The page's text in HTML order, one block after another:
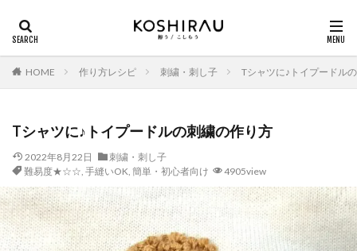
HOME 作り方レシピ 刺繍・刺し子 Tシャツに♪トイプードル
Tシャツに♪トイプードルの刺繍の作り方
2022年8月22日
刺繍・刺し子
難易度★☆☆, 手縫いOK, 簡単・初心者向け 4905view